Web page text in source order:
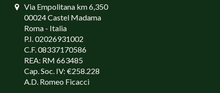
Via Empolitana km 6,350
00024 Castel Madama
Roma - Italia
P.I. 02026931002
C.F. 08337170586
REA: RM 663485
Cap. Soc. IV: €258.228
A.D. Romeo Ficacci